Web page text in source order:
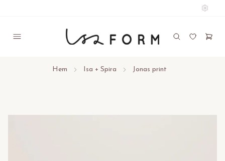
Hem Isa + Spira Jonas print